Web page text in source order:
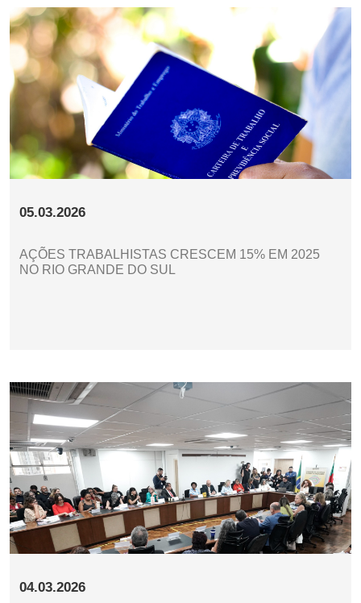
05.03.2026
AÇÕES TRABALHISTAS CRESCEM 15% EM 2025
NO RIO GRANDE DO SUL
04.03.2026